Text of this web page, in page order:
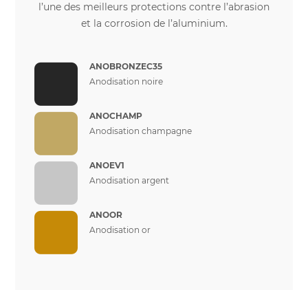
l’une des meilleurs protections contre l’abrasion
et la corrosion de l’aluminium.
ANOBRONZEC35
Anodisation noire
ANOCHAMP
Anodisation champagne
ANOEV1
Anodisation argent
ANOOR
Anodisation or